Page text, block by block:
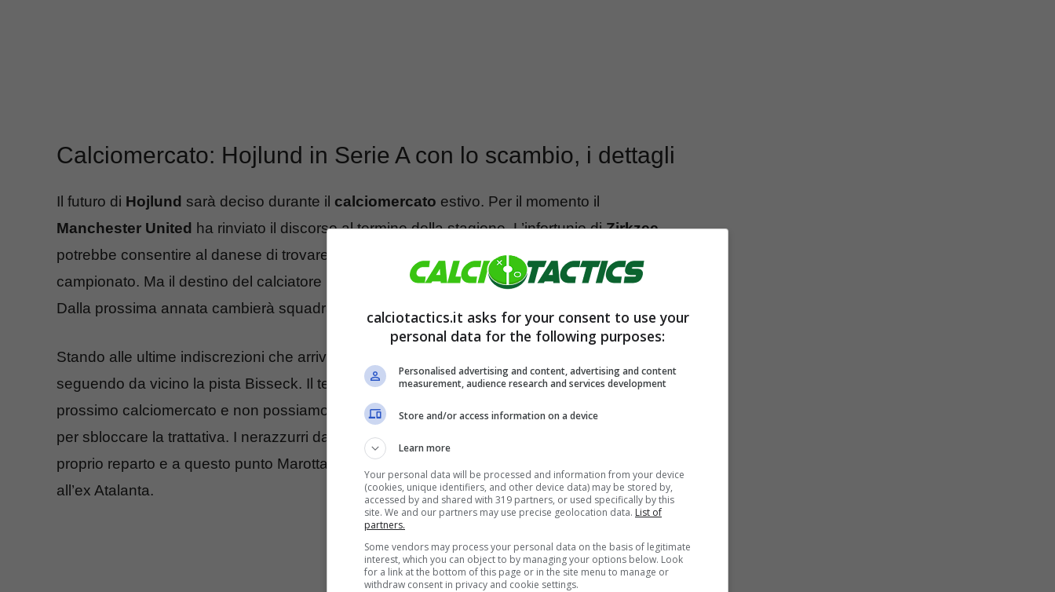
Calciomercato: Hojlund in Serie A con lo scambio, i dettagli
Il futuro di Hojlund sarà deciso durante il calciomercato estivo. Per il momento il
Manchester United ha rinviato il discorso al termine della stagione. L’infortunio diZirkzee
potrebbe consentire al danese di trovare magari maggiore spazio nel corso di questo finale di
campionato. Ma il destino del calciatore non è assolutamente destinato ad essere cambiato.
Dalla prossima annata cambierà squadra e vedremo quale sarà la destinazione.
Stando alle ultime indiscrezioni che arrivano dalla Spagna, il
seguendo da vicino la pista Bisseck. Il tedesco è pronto ad essere sacrificato dall’Inter nel
prossimo calciomercato e non possiamo escludere cheHojlundsia proprio la carta giusta
per sbloccare la trattativa. I nerazzurri da tempo seguono il danese per andare a rinforzare il
proprio reparto e a questo punto Marotta potrebbe valutare di cedere il centrale per arrivare
all’ex Atalanta.
calciotactics.it asks for your consent to use your
personal data for the following purposes:
Personalised advertising and content, advertising and content
measurement, audience research and services development
Store and/or access information on a device
Learn more
Your personal data will be processed and information from your device
(cookies, unique identifiers, and other device data) may be stored by,
accessed by and shared with 319 partners, or used specifically by this
site. We and our partners may use precise geolocation data. List of
partners.
Some vendors may process your personal data on the basis of legitimate
interest, which you can object to by managing your options below. Look
for a link at the bottom of this page or in the site menu to manage or
withdraw consent in privacy and cookie settings.